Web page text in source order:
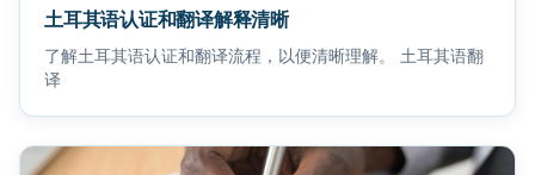
土耳其语认证和翻译解释清晰
了解土耳其语认证和翻译流程，以便清晰理解。 土耳其语翻
译